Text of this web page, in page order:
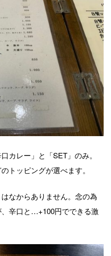
カレー」と「SET」のみ。
トッピングが選べます。
なからありません。念の為
辛口と…+100円でできる激